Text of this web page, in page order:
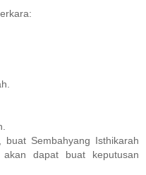
Sembahyang Isthikarah
dapat buat keputusan